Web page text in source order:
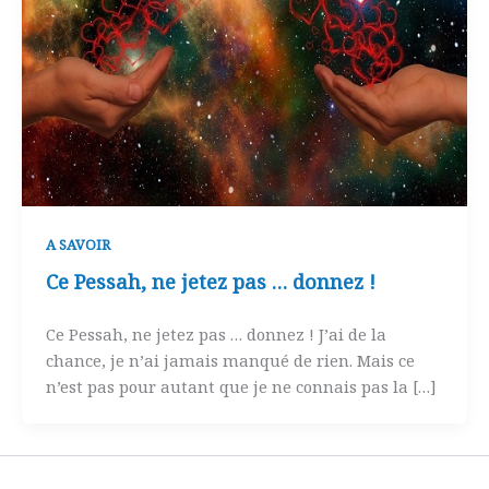
A SAVOIR
Ce Pessah, ne jetez pas … donnez !
Ce Pessah, ne jetez pas … donnez ! J’ai de la
chance, je n’ai jamais manqué de rien. Mais ce
n’est pas pour autant que je ne connais pas la […]